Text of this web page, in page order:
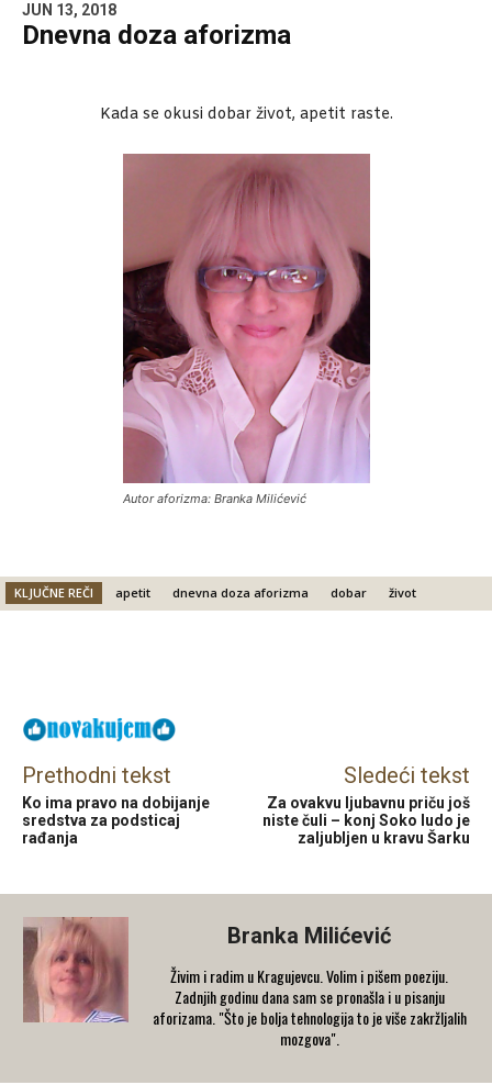
JUN 13, 2018
Dnevna doza aforizma
Kada se okusi dobar život, apetit raste.
Autor aforizma: Branka Milićević
KLJUČNE REČI apetit dnevna doza aforizma dobar život
Prethodni tekst
Ko ima pravo na dobijanje
sredstva za podsticaj
rađanja
Sledeći tekst
Za ovakvu ljubavnu priču još
niste čuli – konj Soko ludo je
zaljubljen u kravu Šarku
Branka Milićević
Živim i radim u Kragujevcu. Volim i pišem poeziju.
Zadnjih godinu dana sam se pronašla i u pisanju
aforizama. "Što je bolja tehnologija to je više zakržljalih
mozgova".